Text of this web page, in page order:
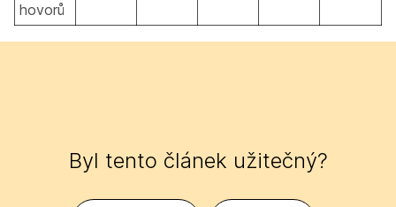
hovorů
Byl tento článek užitečný?